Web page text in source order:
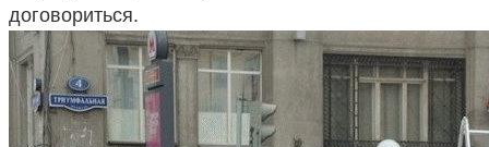
договориться.